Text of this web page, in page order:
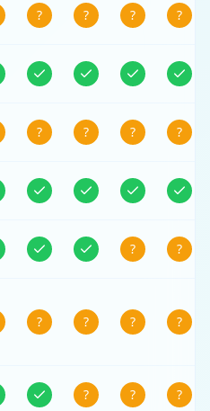
? ? ? ?
? ? ? ?
? ?
? ? ? ?
? ? ?